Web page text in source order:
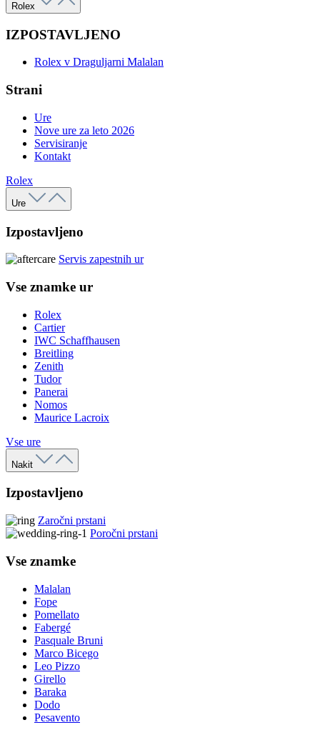
Rolex
IZPOSTAVLJENO
Rolex v Draguljarni Malalan
Strani
Ure
Nove ure za leto 2026
Servisiranje
Kontakt
Rolex
Ure
Izpostavljeno
Servis zapestnih ur
Vse znamke ur
Rolex
Cartier
IWC Schaffhausen
Breitling
Zenith
Tudor
Panerai
Nomos
Maurice Lacroix
Vse ure
Nakit
Izpostavljeno
Zaročni prstani
Poročni prstani
Vse znamke
Malalan
Fope
Pomellato
Fabergé
Pasquale Bruni
Marco Bicego
Leo Pizzo
Girello
Baraka
Dodo
Pesavento